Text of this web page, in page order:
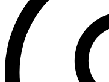
Водоснабжение
Кран шаровый
Крепеж для монтажных
Металлопластиковые
Развернуть